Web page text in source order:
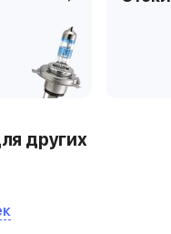
других